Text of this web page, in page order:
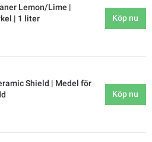
Lemon/Lime |
| 1 liter
Köp nu
Shield | Medel för
Köp nu